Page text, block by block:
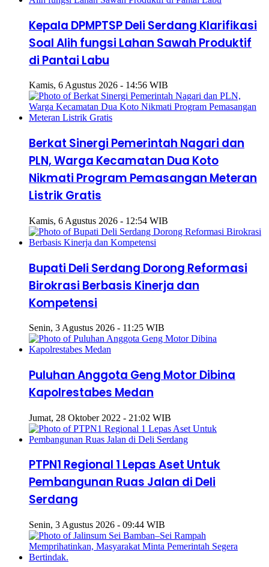
Kepala DPMPTSP Deli Serdang Klarifikasi
Soal Alih fungsi Lahan Sawah Produktif
di Pantai Labu
Kamis, 6 Agustus 2026 - 14:56 WIB
Berkat Sinergi Pemerintah Nagari dan
PLN, Warga Kecamatan Dua Koto
Nikmati Program Pemasangan Meteran
Listrik Gratis
Kamis, 6 Agustus 2026 - 12:54 WIB
Bupati Deli Serdang Dorong Reformasi
Birokrasi Berbasis Kinerja dan
Kompetensi
Senin, 3 Agustus 2026 - 11:25 WIB
Puluhan Anggota Geng Motor Dibina
Kapolrestabes Medan
Jumat, 28 Oktober 2022 - 21:02 WIB
PTPN1 Regional 1 Lepas Aset Untuk
Pembangunan Ruas Jalan di Deli
Serdang
Senin, 3 Agustus 2026 - 09:44 WIB